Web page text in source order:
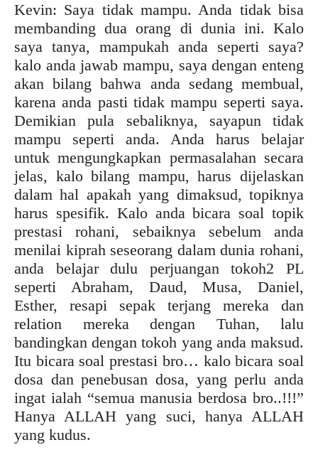
Kevin: Saya tidak mampu. Anda tidak bisa
membanding dua orang di dunia ini. Kalo
saya tanya, mampukah anda seperti saya?
kalo anda jawab mampu, saya dengan enteng
akan bilang bahwa anda sedang membual,
karena anda pasti tidak mampu seperti saya.
Demikian pula sebaliknya, sayapun tidak
mampu seperti anda. Anda harus belajar
untuk mengungkapkan permasalahan secara
jelas, kalo bilang mampu, harus dijelaskan
dalam hal apakah yang dimaksud, topiknya
harus spesifik. Kalo anda bicara soal topik
prestasi rohani, sebaiknya sebelum anda
menilai kiprah seseorang dalam dunia rohani,
anda belajar dulu perjuangan tokoh2 PL
seperti Abraham, Daud, Musa, Daniel,
Esther, resapi sepak terjang mereka dan
relation mereka dengan Tuhan, lalu
bandingkan dengan tokoh yang anda maksud.
Itu bicara soal prestasi bro… kalo bicara soal
dosa dan penebusan dosa, yang perlu anda
ingat ialah “semua manusia berdosa bro..!!!”
Hanya ALLAH yang suci, hanya ALLAH
yang kudus.